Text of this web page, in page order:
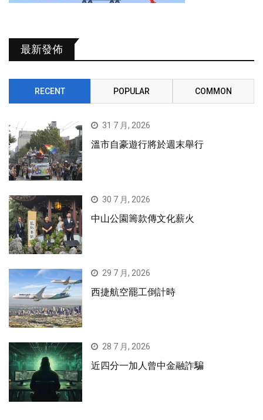
最新發佈
RECENT POPULAR COMMON
31 7 月, 2026
溫市自豪遊行將於週末舉行
30 7 月, 2026
中山公園籌款傳文化薪火
29 7 月, 2026
西捷航空罷工倒計時
28 7 月, 2026
近四分一加人曾中金融詐騙